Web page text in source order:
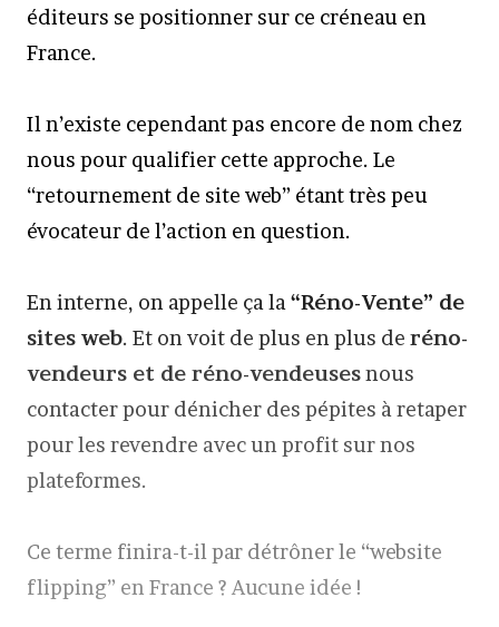
éditeurs se positionner sur ce créneau en
France.
Il n’existe cependant pas encore de nom chez
nous pour qualifier cette approche. Le
“retournement de site web” étant très peu
évocateur de l’action en question.
En interne, on appelle ça la “Réno-Vente” de
sites web. Et on voit de plus en plus de réno-
vendeurs et de réno-vendeusesnous
contacter pour dénicher des pépites à retaper
pour les revendre avec un profit sur nos
plateformes.
Ce terme finira-t-il par détrôner le “website
flipping” en France ? Aucune idée !